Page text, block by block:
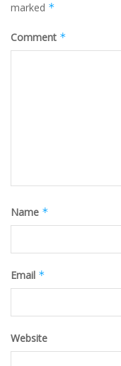
marked *
Comment *
Name *
Email *
Website